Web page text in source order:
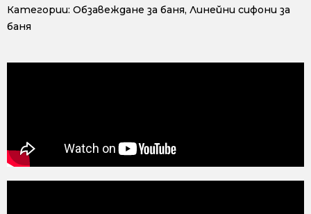
Категории: Обзавеждане за баня, Линейни сифони за
баня